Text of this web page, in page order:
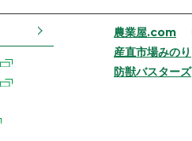
農業屋.com
産直市場みのり
防獣バスターズ